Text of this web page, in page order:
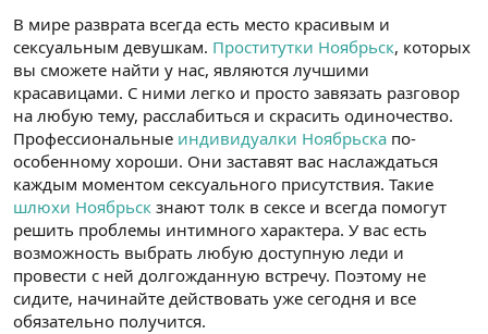
В мире разврата всегда есть место красивым и
сексуальным девушкам. Проститутки Ноябрьск, которых
вы сможете найти у нас, являются лучшими
красавицами. С ними легко и просто завязать разговор
на любую тему, расслабиться и скрасить одиночество.
Профессиональные индивидуалки Ноябрьска по-
особенному хороши. Они заставят вас наслаждаться
каждым моментом сексуального присутствия. Такие
шлюхи Ноябрьск знают толк в сексе и всегда помогут
решить проблемы интимного характера. У вас есть
возможность выбрать любую доступную леди и
провести с ней долгожданную встречу. Поэтому не
сидите, начинайте действовать уже сегодня и все
обязательно получится.